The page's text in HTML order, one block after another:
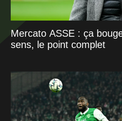
Mercato ASSE : ça
sens, le point complet